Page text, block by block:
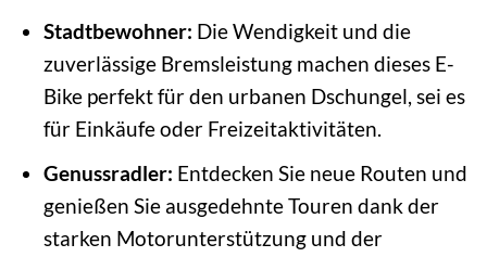
Stadtbewohner: Die Wendigkeit und die
zuverlässige Bremsleistung machen dieses E-
Bike perfekt für den urbanen Dschungel, sei es
für Einkäufe oder Freizeitaktivitäten.
Genussradler: Entdecken Sie neue Routen und
genießen Sie ausgedehnte Touren dank der
starken Motorunterstützung und der